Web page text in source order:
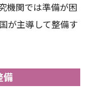
機関では準備が困
が主導して整備す
備